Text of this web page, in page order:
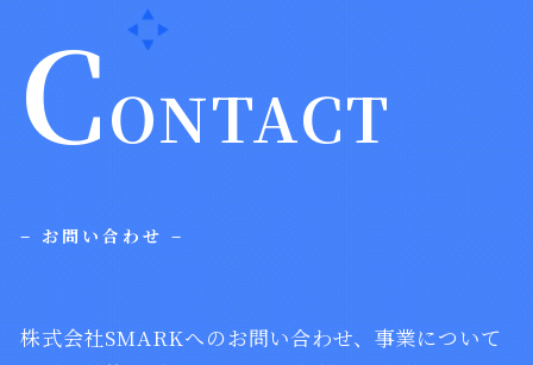
CONTACT
– お問い合わせ –
株式会社SMARKへのお問い合わせ、 事業について